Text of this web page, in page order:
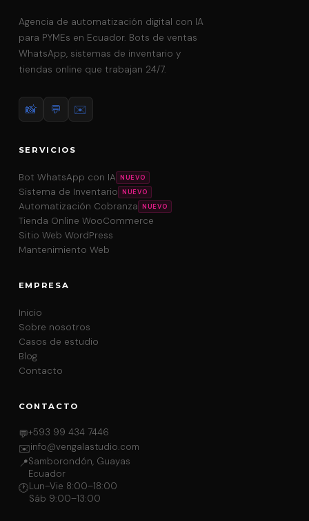
Agencia de automatización digital con IA
para PYMEs en Ecuador. Bots de ventas
WhatsApp, sistemas de inventario y
tiendas online que trabajan 24/7.
📸 💬 ✉️
SERVICIOS
Bot WhatsApp con IA
Sistema de Inventario
Automatización Cobranza
Tienda Online WooCommerce
Sitio Web WordPress
Mantenimiento Web
EMPRESA
Inicio
Sobre nosotros
Casos de estudio
Blog
Contacto
CONTACTO
💬+593 99 434 7446
✉️info@vengalastudio.com
📍Samborondón, Guayas
Ecuador
🕐Lun–Vie 8:00–18:00
Sáb 9:00–13:00
Venga · Vengala Studio